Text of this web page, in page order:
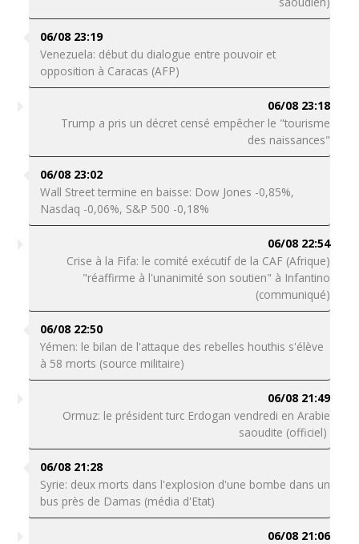
06/08 23:19
Venezuela: début du dialogue entre pouvoir et
opposition à Caracas (AFP)
06/08 23:18
Trump a pris un décret censé empêcher le "tourisme
des naissances"
06/08 23:02
Wall Street termine en baisse: Dow Jones -0,85%,
Nasdaq -0,06%, S&P 500 -0,18%
06/08 22:54
Crise à la Fifa: le comité exécutif de la CAF (Afrique)
"réaffirme à l'unanimité son soutien" à Infantino
(communiqué)
06/08 22:50
Yémen: le bilan de l'attaque des rebelles houthis s'élève
à 58 morts (source militaire)
06/08 21:49
Ormuz: le président turc Erdogan vendredi en Arabie
saoudite (officiel)
06/08 21:28
Syrie: deux morts dans l'explosion d'une bombe dans un
bus près de Damas (média d'Etat)
06/08 21:06